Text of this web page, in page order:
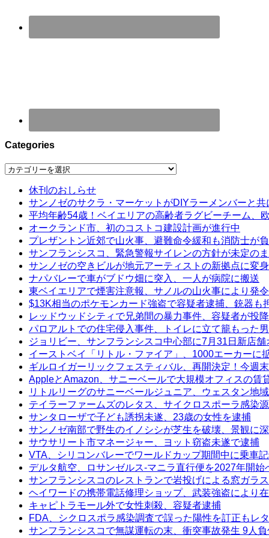
Categories
Categories
休刊のおしらせ
サンノゼのサクラ・マーケットがDIYラーメンバーと共
平均年齢54歳！ベイエリアの高齢者ラグビーチーム、
オークランド市、初のコストコ建設計画が進行中
プレザントン近郊で山火事、避難命令緩和も消防士が
サンフランシスコ、緊急警報サイレンの方針が未定の
サンノゼの空きビルが地元アーティストの新拠点に変身
ナパバレーで車がブドウ畑に突入、一人が病院に搬送
東ベイエリアで煙害注意報、サノルの山火事により発令
$13K相当のポケモンカード強盗で容疑者逮捕、銃器も
レッドウッドシティで兄弟間の暴力事件、容疑者が投降
パロアルトでの住宅侵入事件、トイレに立て籠もった
ジョリビー、サンフランシスコ中心部に7月31日新店舗
イーストベイ「リトル・ファイア」、1000エーカーに
ギルロイガーリックフェスティバル、再開決定！今週
AppleとAmazon、サニーベールで大規模オフィスの賃
リトルリーグのサニーベールジュニア、ウェスタン地
テイラーファームズのレタス、サイクロスポーラ感染
サンタローザで子ども誘拐未遂、23歳の女性を逮捕
サンノゼ南部で野生のイノシシが芝生を破壊、景観に
サウサリート市マネージャー、ヨット窃盗未遂で逮捕
VTA、シリコンバレーでワールドカップ期間中に乗車
デルタ航空、ロサンゼルス-マニラ直行便を2027年開始
サンフランシスコのレストランで岩投げによる窓ガラ
ヘイワードの携帯電話修理ショップ、武装強盗により
キャピトラモール外で女性刺殺、容疑者逮捕
FDA、シクロスポラ感染調査で誤った陽性を訂正もレ
サンフランシスコで無謀運転の末、衝突事故発生 9人負